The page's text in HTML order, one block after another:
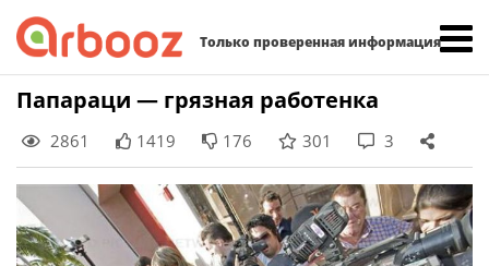
Только проверенная информация
Skip
content
Папараци — грязная работенка
2861 1419 176 301 3
Найти: